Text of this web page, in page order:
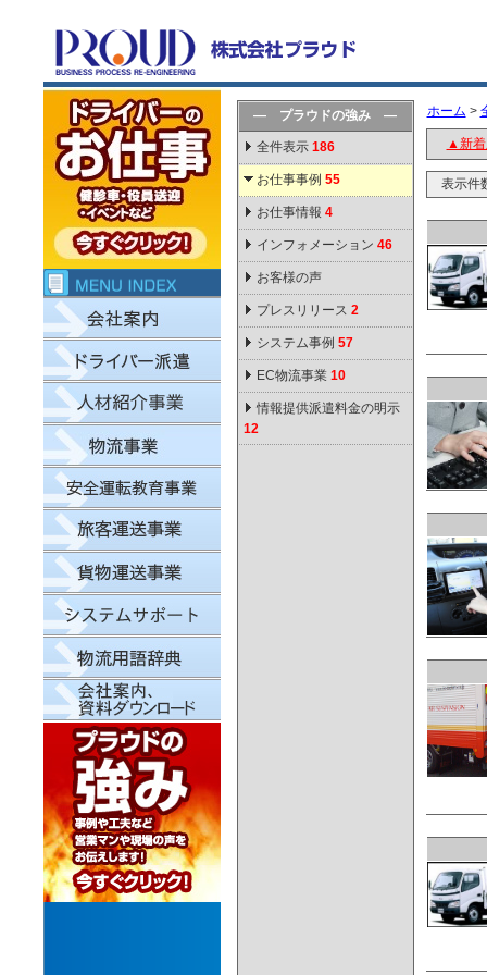
― プラウドの強み ―
全件表示 186
お仕事事例 55
お仕事情報 4
インフォメーション 46
お客様の声
プレスリリース 2
システム事例 57
EC物流事業 10
情報提供派遣料金の明示
12
ホーム >
▲新着
表示件